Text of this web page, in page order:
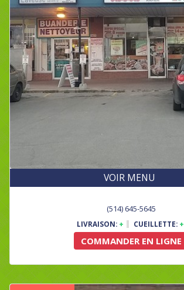
VOIR MENU
(514) 645-5645
LIVRAISON: + CUEILLETTE: +
COMMANDER EN LIGNE